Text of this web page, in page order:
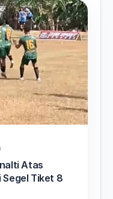
Atas
Segel Tiket 8